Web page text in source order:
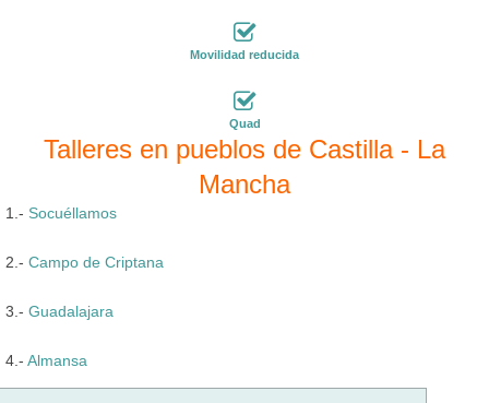
Movilidad reducida
Quad
Talleres en pueblos de Castilla - La
Mancha
1.- Socuéllamos
2.- Campo de Criptana
3.- Guadalajara
4.- Almansa